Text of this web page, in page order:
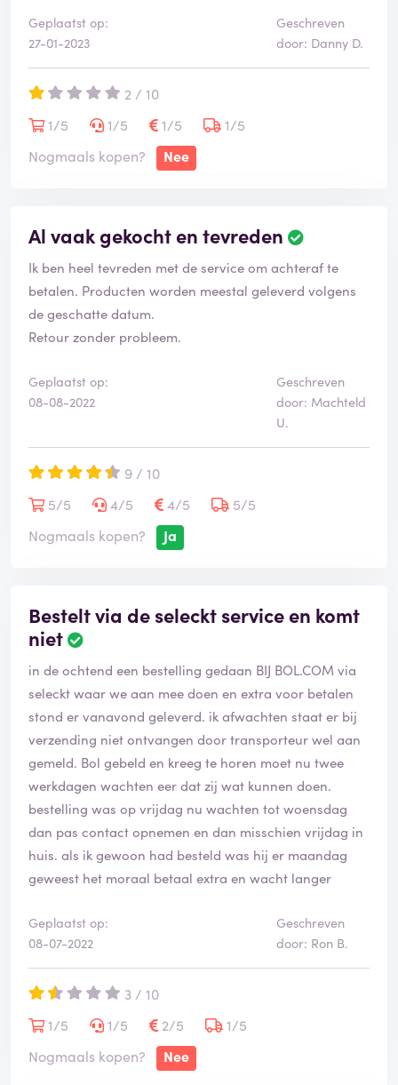
Geplaatst op:
27-01-2023
Geschreven
door: Danny D.
2 / 10
1/5
1/5 1/5
1/5
Nogmaals kopen?
Nee
Al vaak gekocht en tevreden
Ik ben heel tevreden met de service om achteraf te
betalen. Producten worden meestal geleverd volgens
de geschatte datum.
Retour zonder probleem.
Geplaatst op:
08-08-2022
Geschreven
door: Machteld
U.
9 / 10
5/5
4/5 4/5
5/5
Nogmaals kopen?
Ja
Bestelt via de seleckt service en komt
niet
in de ochtend een bestelling gedaan BIJ BOL.COM via
seleckt waar we aan mee doen en extra voor betalen
stond er vanavond geleverd. ik afwachten staat er bij
verzending niet ontvangen door transporteur wel aan
gemeld. Bol gebeld en kreeg te horen moet nu twee
werkdagen wachten eer dat zij wat kunnen doen.
bestelling was op vrijdag nu wachten tot woensdag
dan pas contact opnemen en dan misschien vrijdag in
huis. als ik gewoon had besteld was hij er maandag
geweest het moraal betaal extra en wacht langer
Geplaatst op:
08-07-2022
Geschreven
door: Ron B.
3 / 10
1/5
1/5 2/5
1/5
Nogmaals kopen?
Nee